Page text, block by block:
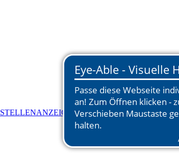
STELLENANZEIGEN